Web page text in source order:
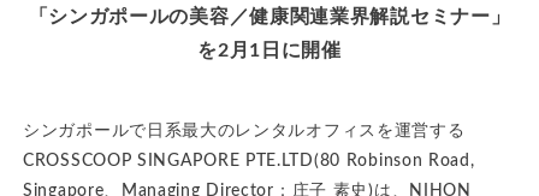
「シンガポールの美容／健康関連業界解説セミナー」
を2月1日に開催
シンガポールで日系最大のレンタルオフィスを運営する
CROSSCOOP SINGAPORE PTE.LTD(80 Robinson Road,
Singapore、Managing Director：庄子 素史)は、NIHON